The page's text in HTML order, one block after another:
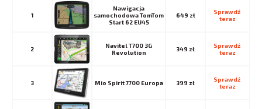
1
Nawigacja
samochodowa TomTom
Start 62 EU45
649 zł
Sprawdź
teraz
2
Navitel T700 3G
Revolution
349 zł
Sprawdź
teraz
3 Mio Spirit 7700 Europa 399 zł
Sprawdź
teraz